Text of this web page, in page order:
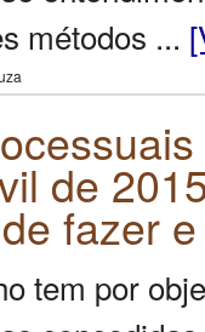
métodos ...
de
fazer
tem por